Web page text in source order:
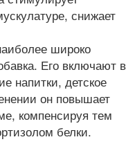
снижает
широко
Его включают в
напитки, детское
он повышает
компенсируя тем
белки.